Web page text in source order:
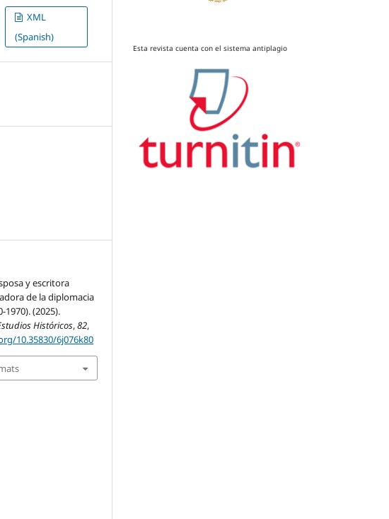
XML
(Spanish)
y escritora
de la diplomacia
1970). (2025).
Históricos,82,
10.35830/6j076k80
Esta revista cuenta con el sistema antiplagio